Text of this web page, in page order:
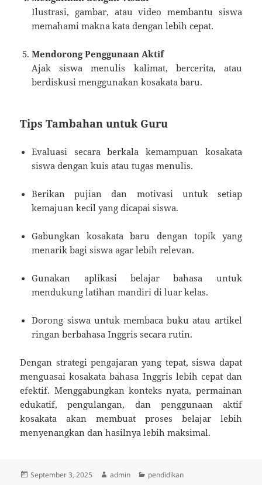
Ilustrasi, gambar, atau video membantu siswa
memahami makna kata dengan lebih cepat.
Mendorong Penggunaan Aktif
Ajak siswa menulis kalimat, bercerita, atau
berdiskusi menggunakan kosakata baru.
Tips Tambahan untuk Guru
Evaluasi secara berkala kemampuan kosakata
siswa dengan kuis atau tugas menulis.
Berikan pujian dan motivasi untuk setiap
kemajuan kecil yang dicapai siswa.
Gabungkan kosakata baru dengan topik yang
menarik bagi siswa agar lebih relevan.
Gunakan aplikasi belajar bahasa untuk
mendukung latihan mandiri di luar kelas.
Dorong siswa untuk membaca buku atau artikel
ringan berbahasa Inggris secara rutin.
Dengan strategi pengajaran yang tepat, siswa dapat
menguasai kosakata bahasa Inggris lebih cepat dan
efektif. Menggabungkan konteks nyata, permainan
edukatif, pengulangan, dan penggunaan aktif
kosakata akan membuat proses belajar lebih
menyenangkan dan hasilnya lebih maksimal.
Posted
September 3, 2025 Author
admin Categories
pendidikan